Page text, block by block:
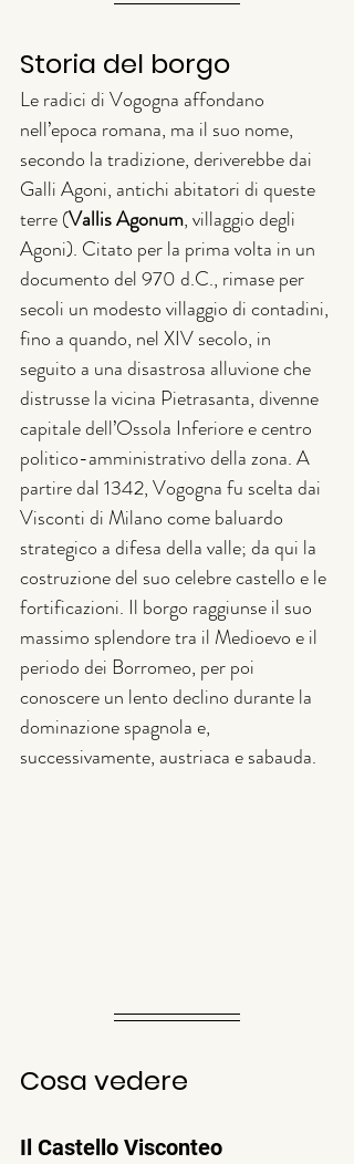
Storia del borgo
Le radici di Vogogna affondano
nell’epoca romana, ma il suo nome,
secondo la tradizione, deriverebbe dai
Galli Agoni, antichi abitatori di queste
terre (Vallis Agonum, villaggio degli
Agoni). Citato per la prima volta in un
documento del 970 d.C., rimase per
secoli un modesto villaggio di contadini,
fino a quando, nel XIV secolo, in
seguito a una disastrosa alluvione che
distrusse la vicina Pietrasanta, divenne
capitale dell’Ossola Inferiore e centro
politico-amministrativo della zona. A
partire dal 1342, Vogogna fu scelta dai
Visconti di Milano come baluardo
strategico a difesa della valle; da qui la
costruzione del suo celebre castello e le
fortificazioni. Il borgo raggiunse il suo
massimo splendore tra il Medioevo e il
periodo dei Borromeo, per poi
conoscere un lento declino durante la
dominazione spagnola e,
successivamente, austriaca e sabauda.
Cosa vedere
Il Castello Visconteo